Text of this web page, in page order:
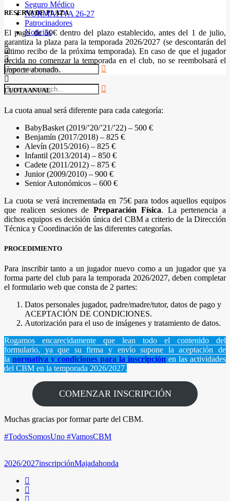
Seguro Médico
NORMATIVA 26-27
Patrocinadores
Noticias
RESERVA DE PLAZA
El pago de 50€ dentro del plazo establecido, antes del 1 de julio,
garantiza la plaza para la temporada 2026/2027 (se descontarán del
último recibo de la próxima temporada). En caso de que el jugador
decida no comenzar la temporada en el club, no se reembolsará el
importe abonado.
CUOTA ANUAL
La cuota anual será diferente para cada categoría:
BabyBasket (2019/’20/’21/’22) – 500 €
Benjamín (2017/2018) – 825 €
Alevín (2015/2016) – 825 €
Infantil (2013/2014) – 850 €
Cadete (2011/2012) – 875 €
Junior (2009/2010) – 900 €
Senior Autonómicos – 600 €
La cuota se verá incrementada en 75€ para todos aquellos equipos
que realicen sesiones de Preparación Física. La pertenencia a
dichos equipos es decisión única del CBM a criterio de la Dirección
Técnica y Coordinación de las diferentes categorías.
PROCEDIMIENTO
Para inscribir tanto a un jugador nuevo como a un jugador que ya
forma parte del club para la temporada 2026/2027, deben completar
el formulario web que consta de 2 partes:
Datos personales jugador, padre/madre/tutor, datos de pago y
ACEPTACIÓN DE CONDICIONES.
Autorización para el uso de imágenes y tratamiento de datos.
Rogamos encarecidamente que lean todo el contenido del
formulario, ya que su firma y envío supone la aceptación de
la normativa y condiciones para la inscripción en las actividades
del CBM en la temporada 2026/2027.
COMENZAR INSCRIPCIÓN
Muchas gracias por formar parte del CBM.
#TodosSomosUno #VamosCBM
2026/2027inscripciónMajadahonda